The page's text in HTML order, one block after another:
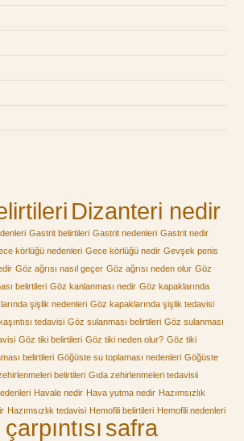
Dizanteri nedir
Gastrit belirtileri Gastrit nedenleri Gastrit nedir
körlüğü nedenleri Gece körlüğü nedir Gevşek penis
Göz ağrısı nasıl geçer Göz ağrısı neden olur Göz
belirtileri Göz kanlanması nedir Göz kapaklarında
şişlik nedenleri Göz kapaklarında şişlik tedavisi
tedavisi Göz sulanması belirtileri Göz sulanması
Göz tiki belirtileri Göz tiki neden olur? Göz tiki
belirtileri Göğüste su toplaması nedenleri Göğüste
belirtileri Gıda zehirlenmeleri tedavisii
Havale nedir Hava yutma nedir Hazımsızlık
Hazımsızlık tedavisi Hemofili belirtileri Hemofili nedenleri
safra